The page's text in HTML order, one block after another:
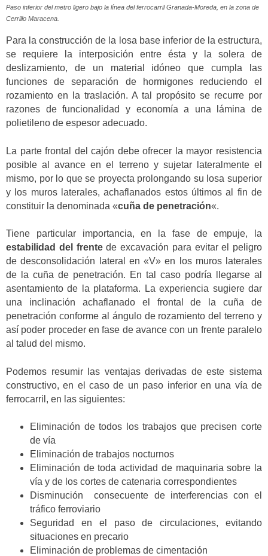
Paso inferior del metro ligero bajo la línea del ferrocarril Granada-Moreda, en la zona de
Cerrillo Maracena.
Para la construcción de la losa base inferior de la estructura,
se requiere la interposición entre ésta y la solera de
deslizamiento, de un material idóneo que cumpla las
funciones de separación de hormigones reduciendo el
rozamiento en la traslación. A tal propósito se recurre por
razones de funcionalidad y economía a una lámina de
polietileno de espesor adecuado.
La parte frontal del cajón debe ofrecer la mayor resistencia
posible al avance en el terreno y sujetar lateralmente el
mismo, por lo que se proyecta prolongando su losa superior
y los muros laterales, achaflanados estos últimos al fin de
constituir la denominada «cuña de penetración«.
Tiene particular importancia, en la fase de empuje, la
estabilidad del frentede excavación para evitar el peligro
de desconsolidación lateral en «V» en los muros laterales
de la cuña de penetración. En tal caso podría llegarse al
asentamiento de la plataforma. La experiencia sugiere dar
una inclinación achaflanado el frontal de la cuña de
penetración conforme al ángulo de rozamiento del terreno y
así poder proceder en fase de avance con un frente paralelo
al talud del mismo.
Podemos resumir las ventajas derivadas de este sistema
constructivo, en el caso de un paso inferior en una vía de
ferrocarril, en las siguientes:
Eliminación de todos los trabajos que precisen corte
de vía
Eliminación de trabajos nocturnos
Eliminación de toda actividad de maquinaria sobre la
vía y de los cortes de catenaria correspondientes
Disminución consecuente de interferencias con el
tráfico ferroviario
Seguridad en el paso de circulaciones, evitando
situaciones en precario
Eliminación de problemas de cimentación